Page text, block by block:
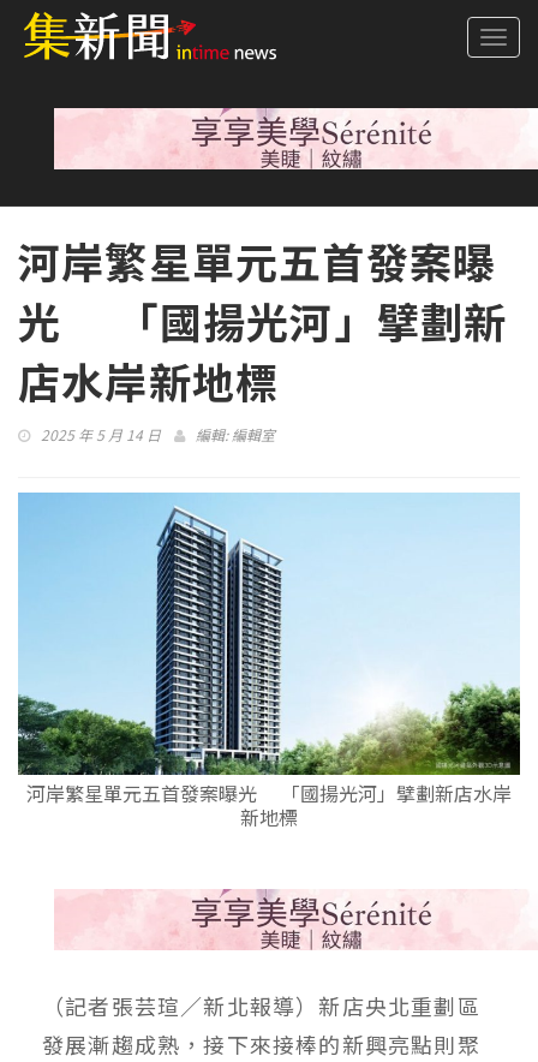
河岸繁星單元五首發案曝
光 「國揚光河」擘劃新
店水岸新地標
2025 年 5 月 14 日 編輯:編輯室
河岸繁星單元五首發案曝光 「國揚光河」擘劃新店水岸
新地標
（記者張芸瑄／新北報導）新店央北重劃區
發展漸趨成熟，接下來接棒的新興亮點則聚